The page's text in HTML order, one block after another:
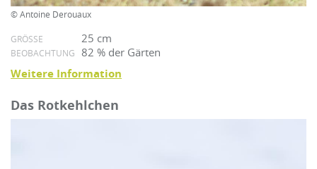
© Antoine Derouaux
GRÖSSE 25 cm
BEOBACHTUNG 82 % der Gärten
Weitere Information
Das Rotkehlchen